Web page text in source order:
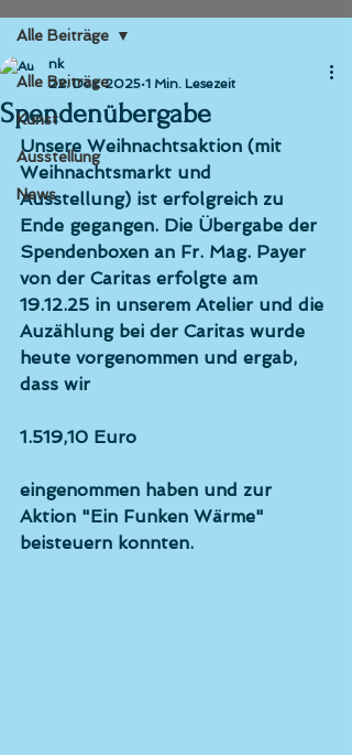
Alle Beiträge
Kunst
Ausstellung
News
Alle Beiträge
Spendenübergabe
nk
22. Dez. 2025 1 Min. Lesezeit
Unsere Weihnachtsaktion (mit
Weihnachtsmarkt und
Ausstellung) ist erfolgreich zu
Ende gegangen. Die Übergabe der
Spendenboxen an Fr. Mag. Payer
von der Caritas erfolgte am
19.12.25 in unserem Atelier und die
Auzählung bei der Caritas wurde
heute vorgenommen und ergab,
dass wir
1.519,10 Euro
eingenommen haben und zur
Aktion "Ein Funken Wärme"
beisteuern konnten.